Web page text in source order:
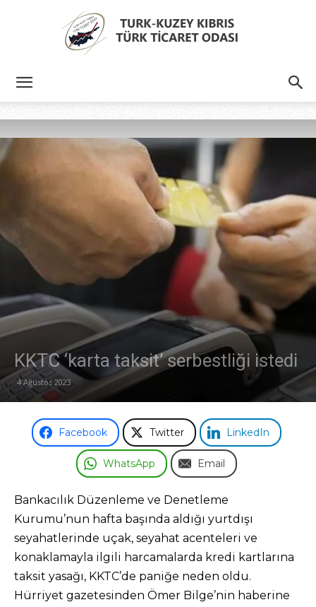
Türk
Odası
KKTC ‘karta taksit’ serbestliği istedi
4 Ağustos 2023
Facebook Twitter LinkedIn
WhatsApp Email
Bankacılık Düzenleme ve Denetleme
Kurumu’nun hafta başında aldığı yurtdışı
seyahatlerinde uçak, seyahat acenteleri ve
konaklamayla ilgili harcamalarda kredi kartlarına
taksit yasağı, KKTC’de paniğe neden oldu.
Hürriyet gazetesinden Ömer Bilge’nin haberine